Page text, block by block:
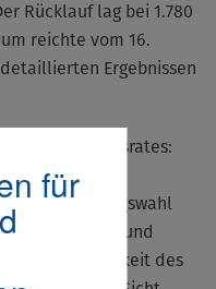
für
Rücklauf lag bei 1.780
reichte vom 16.
Ergebnissen
des Wirtschaftsrates:
einen
der Bundestagswahl
ist Chance und
des